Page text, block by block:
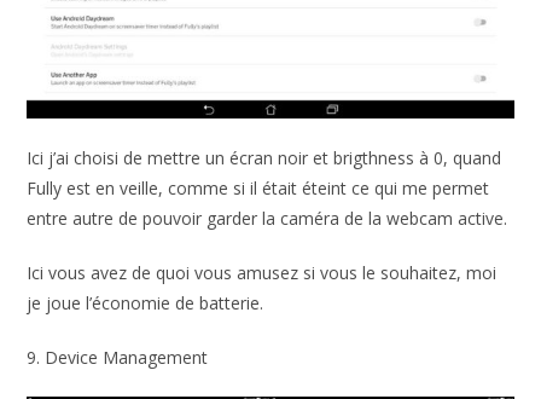
Ici j’ai choisi de mettre un écran noir et brigthness à 0, quand
Fully est en veille, comme si il était éteint ce qui me permet
entre autre de pouvoir garder la caméra de la webcam active.
Ici vous avez de quoi vous amusez si vous le souhaitez, moi
je joue l’économie de batterie.
9. Device Management